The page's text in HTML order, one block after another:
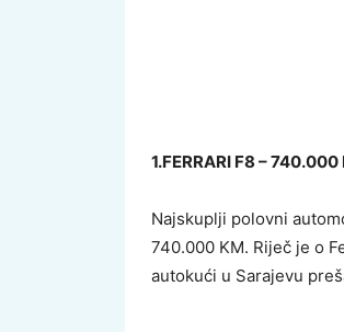
1.FERRARI F8 – 740.000
Najskuplji polovni
740.000 KM. Riječ je o
autokući u Sarajevu